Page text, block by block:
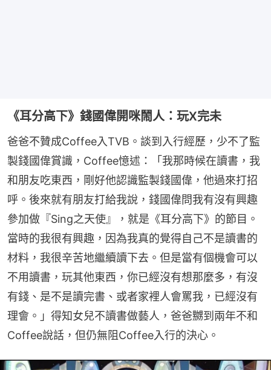
《耳分高下》錢國偉開咪鬧人：玩X完未
爸爸不贊成Coffee入TVB。談到入行經歷，少不了監
製錢國偉賞識，Coffee憶述：「我那時候在讀書，我
和朋友吃東西，剛好他認識監製錢國偉，他過來打招
呼。後來就有朋友打給我說，錢國偉問我有沒有興趣
參加做『Sing之天使』，就是《耳分高下》的節目。
當時的我很有興趣，因為我真的覺得自己不是讀書的
材料，我很辛苦地繼續讀下去。但是當有個機會可以
不用讀書，玩其他東西，你已經沒有想那麼多，有沒
有錢、是不是讀完書、或者家裡人會罵我，已經沒有
理會。」得知女兒不讀書做藝人，爸爸嬲到兩年不和
Coffee說話，但仍無阻Coffee入行的決心。